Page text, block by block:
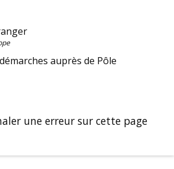
auprès de Pôle
une erreur sur cette page